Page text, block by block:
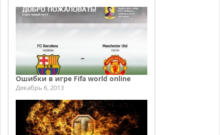
Ошибки в игре Fifa world online
Декабрь 6, 2013